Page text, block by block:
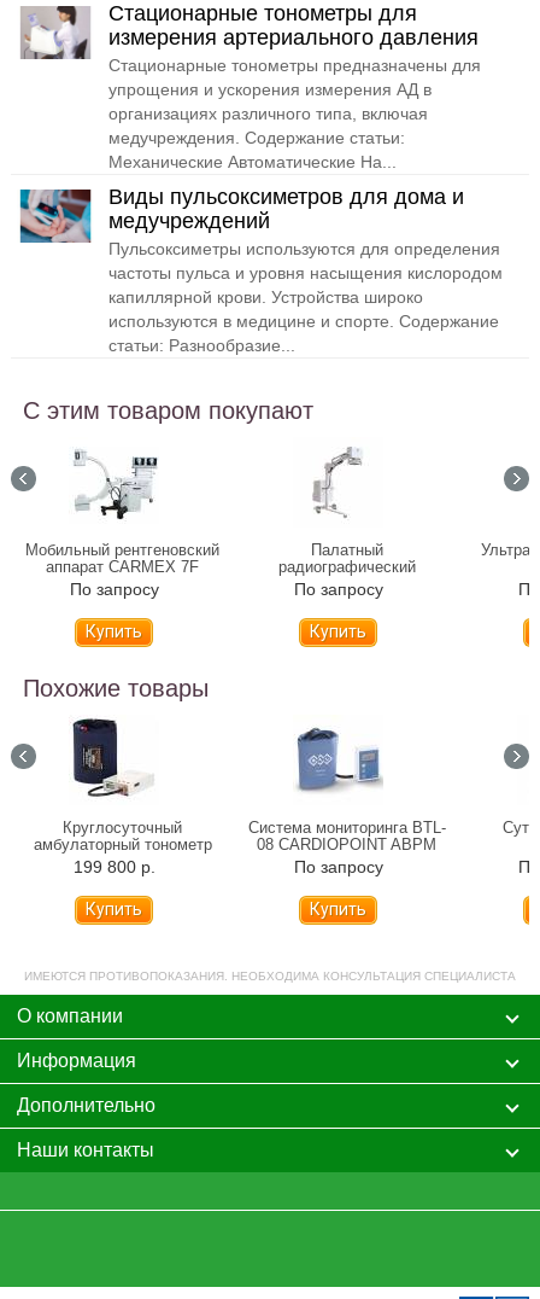
Стационарные тонометры для
измерения артериального давления
Стационарные тонометры предназначены для
упрощения и ускорения измерения АД в
организациях различного типа, включая
медучреждения. Содержание статьи:
Механические Автоматические На...
Виды пульсоксиметров для дома и
медучреждений
Пульсоксиметры используются для определения
частоты пульса и уровня насыщения кислородом
капиллярной крови. Устройства широко
используются в медицине и спорте. Содержание
статьи: Разнообразие...
С этим товаром покупают
Мобильный рентгеновский
аппарат CARMEX 7F
По запросу
Палатный
радиографический
рентгенаппарат MATRIX
По запросу
Похожие товары
Круглосуточный
амбулаторный тонометр
ACCUNIQ BP800
199 800 р.
Система мониторинга BTL-
08 CARDIOPOINT ABPM
По запросу
Купить
ИМЕЮТСЯ ПРОТИВОПОКАЗАНИЯ. НЕОБХОДИМА КОНСУЛЬТАЦИЯ СПЕЦИАЛИСТА
О компании
Информация
Дополнительно
Наши контакты